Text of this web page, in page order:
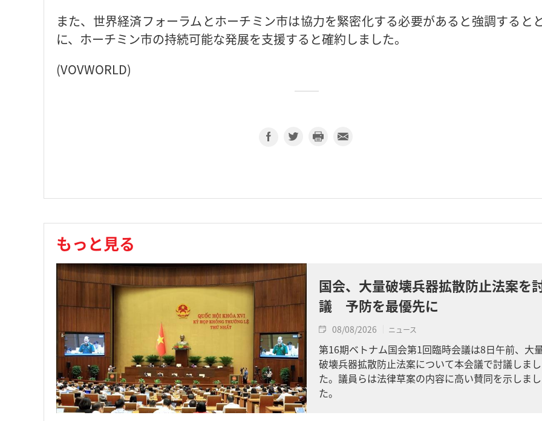
また、世界経済フォーラムとホーチミン市は協力を緊密化する必要があると強調すると
に、ホーチミン市の持続可能な発展を支援すると確約しました。
(VOVWORLD)
もっと見る
国会、大量破壊兵器拡散防止法案を
議 予防を最優先に
08/08/2026 ニュース
第16期ベトナム国会第1回臨時会議は8日午前、大
破壊兵器拡散防止法案について本会議で討議しまし
た。議員らは法律草案の内容に高い賛同を示しまし
た。